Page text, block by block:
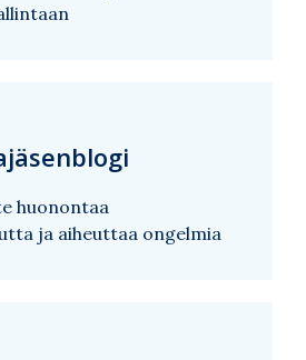
huonontaa
ja aiheuttaa ongelmia